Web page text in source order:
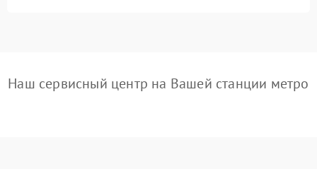
Наш сервисный центр на Вашей станции метро